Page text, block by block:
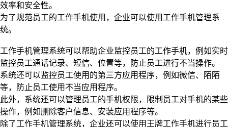
效率和安全性。
为了规范员工的工作手机使用，企业可以使用工作手机管理系
统。
工作手机管理系统可以帮助企业监控员工的工作手机，例如实时
监控员工通话记录、短信、位置等，防止员工进行不当操作。
系统还可以监控员工使用的第三方应用程序，例如微信、陌陌
等，防止员工使用不当应用程序。
此外，系统还可以管理员工的手机权限，限制员工对手机的某些
操作，例如删除客户信息、安装应用程序等。
除了工作手机管理系统，企业还可以使用王牌工作手机进行员工